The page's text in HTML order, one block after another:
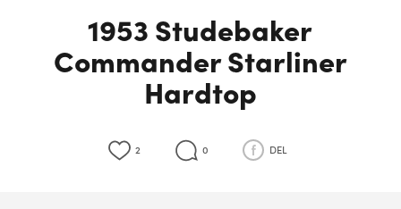
1953 Studebaker
Commander Starliner
Hardtop
2 0 DEL